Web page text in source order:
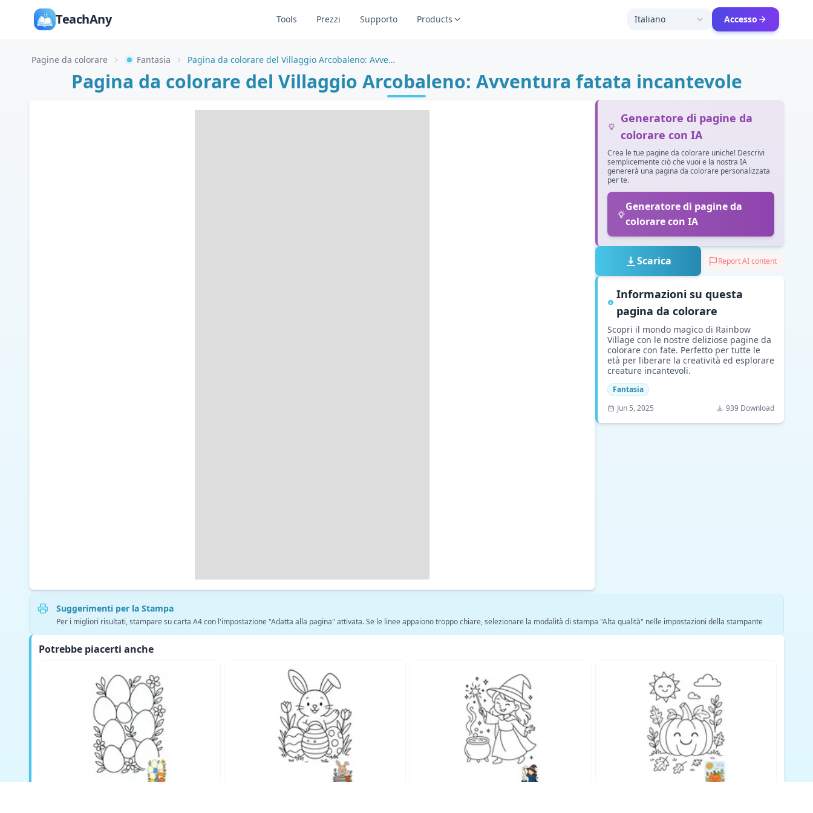
TeachAny Tools Prezzi Supporto Products Italiano Accesso
Pagine da colorare Fantasia Pagina da colorare del Villaggio Arcobaleno: Avventura fatata incantevole
Pagina da colorare del Villaggio Arcobaleno: Avventura fatata incantevole
Generatore di pagine da
colorare con IA
Crea le tue pagine da colorare uniche! Descrivi
semplicemente ciò che vuoi e la nostra IA
genererà una pagina da colorare personalizzata
per te.
Generatore di pagine da
colorare con IA
Scarica Report AI content
Informazioni su questa
pagina da colorare
Scopri il mondo magico di Rainbow
Village con le nostre deliziose pagine da
colorare con fate. Perfetto per tutte le
età per liberare la creatività ed esplorare
creature incantevoli.
Fantasia
Jun 5, 2025
939 Download
Suggerimenti per la Stampa
Per i migliori risultati, stampare su carta A4 con l'impostazione "Adatta alla pagina" attivata. Se le linee appaiono troppo chiare, selezionare la modalità di stampa "Alta qualità" nelle impostazioni della stampante
Potrebbe piacerti anche